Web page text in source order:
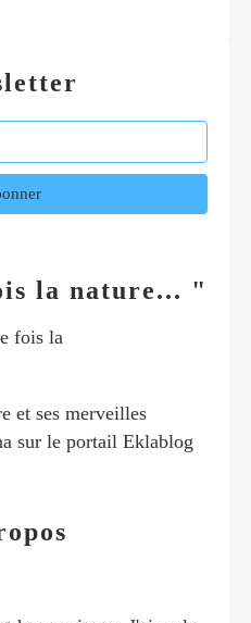
la nature... "
et ses merveilles
sur le portail Eklablog